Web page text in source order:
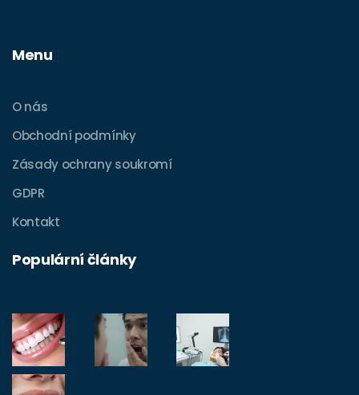
Menu
O nás
Obchodní podmínky
Zásady ochrany soukromí
GDPR
Kontakt
Populární články